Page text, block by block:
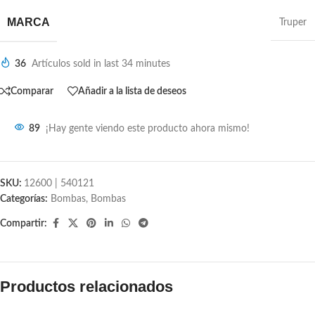
MARCA Truper
36 Artículos sold in last 34 minutes
Comparar Añadir a la lista de deseos
89 ¡Hay gente viendo este producto ahora mismo!
SKU: 12600 | 540121
Categorías: Bombas, Bombas
Compartir:
Productos relacionados